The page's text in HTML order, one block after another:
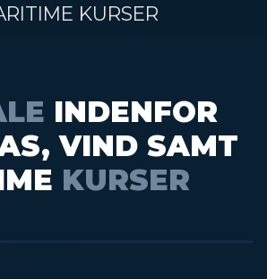
KURSER
INDENFOR
VIND SAMT
KURSER